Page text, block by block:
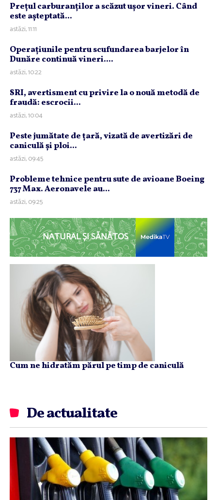
Preţul carburanţilor a scăzut uşor vineri. Când
este aşteptată...
astăzi, 11:11
Operaţiunile pentru scufundarea barjelor în
Dunăre continuă vineri....
astăzi, 10:22
SRI, avertisment cu privire la o nouă metodă de
fraudă: escrocii...
astăzi, 10:04
Peste jumătate de ţară, vizată de avertizări de
caniculă şi ploi...
astăzi, 09:45
Probleme tehnice pentru sute de avioane Boeing
737 Max. Aeronavele au...
astăzi, 09:25
NATURAL ȘI SĂNĂTOS
Cum ne hidratăm părul pe timp de caniculă
De actualitate